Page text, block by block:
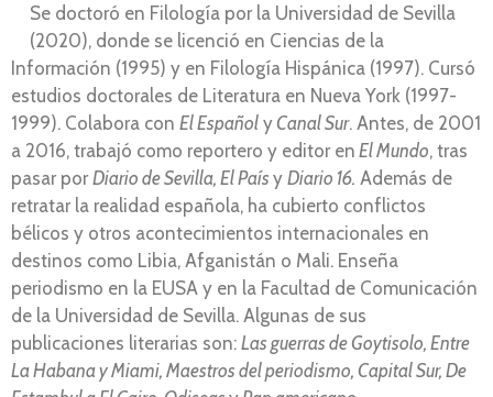
Se doctoró en Filología por la Universidad de Sevilla
(2020), donde se licenció en Ciencias de la
Información (1995) y en Filología Hispánica (1997). Cursó
estudios doctorales de Literatura en Nueva York (1997-
1999). Colabora con El Español yCanal Sur. Antes, de 2001
a 2016, trabajó como reportero y editor en El Mundo, tras
pasar por Diario de Sevilla, El País y Diario 16. Además de
retratar la realidad española, ha cubierto conflictos
bélicos y otros acontecimientos internacionales en
destinos como Libia, Afganistán o Mali. Enseña
periodismo en la EUSA y en la Facultad de Comunicación
de la Universidad de Sevilla. Algunas de sus
publicaciones literarias son: Las guerras de Goytisolo, Entre
La Habana y Miami, Maestros del periodismo, Capital Sur, De